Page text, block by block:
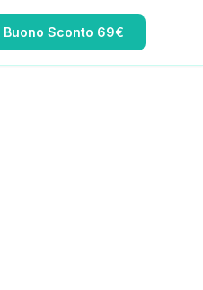
Buono Sconto 69€